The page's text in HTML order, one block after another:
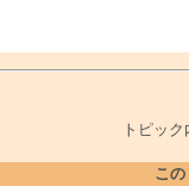
トピッ
こ